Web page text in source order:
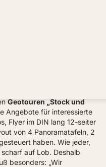
Geotouren „Stock und
Angebote für interessierte
Flyer im DIN lang 12-seiter
von 4 Panoramatafeln, 2
haben. Wie jeder,
auf Lob. Deshalb
besonders: „Wir